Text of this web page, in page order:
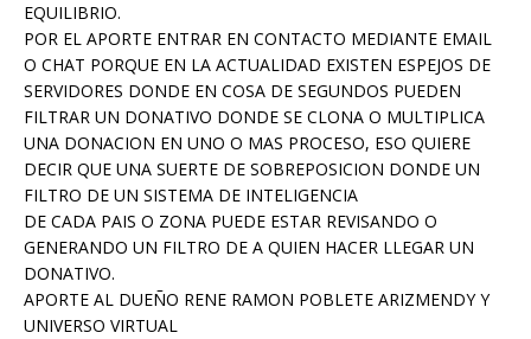
EQUILIBRIO.
POR EL APORTE ENTRAR EN CONTACTO MEDIANTE EMAIL
O CHAT PORQUE EN LA ACTUALIDAD EXISTEN ESPEJOS DE
SERVIDORES DONDE EN COSA DE SEGUNDOS PUEDEN
FILTRAR UN DONATIVO DONDE SE CLONA O MULTIPLICA
UNA DONACION EN UNO O MAS PROCESO, ESO QUIERE
DECIR QUE UNA SUERTE DE SOBREPOSICION DONDE UN
FILTRO DE UN SISTEMA DE INTELIGENCIA
DE CADA PAIS O ZONA PUEDE ESTAR REVISANDO O
GENERANDO UN FILTRO DE A QUIEN HACER LLEGAR UN
DONATIVO.
APORTE AL DUEÑO RENE RAMON POBLETE ARIZMENDY Y
UNIVERSO VIRTUAL